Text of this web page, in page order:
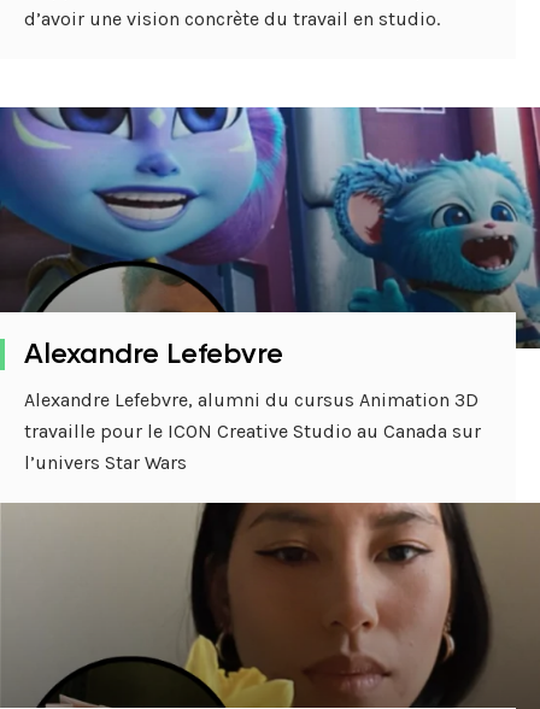
d’avoir une vision concrète du travail en studio.
Alexandre Lefebvre
Alexandre Lefebvre, alumni du cursus Animation 3D
travaille pour le ICON Creative Studio au Canada sur
l’univers Star Wars